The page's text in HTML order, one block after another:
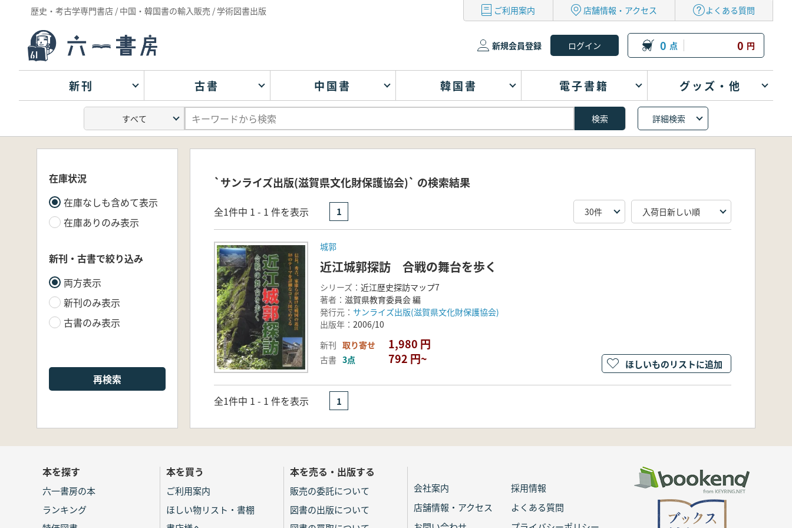
歴史・考古学専門書店 / 中国・韓国書の輸入販売 / 学術図書出版 ご利用案内 店舗情報・アクセス よくある質問
新規会員登録 0 点 0 円
新刊 古書 中国書 韓国書 電子書籍 グッズ・他
詳細検索
在庫状況
在庫なしも含めて表示
在庫ありのみ表示
新刊・古書で絞り込み
両方表示
新刊のみ表示
古書のみ表示
再検索
`サンライズ出版(滋賀県文化財保護協会)` の検索結果
全1件中 1 - 1 件を表示 1
城郭
近江城郭探訪 合戦の舞台を歩く
シリーズ： 近江歴史探訪マップ7
著者： 滋賀県教育委員会 編
発行元： サンライズ出版(滋賀県文化財保護協会)
出版年： 2006/10
新刊 取り寄せ 1,980 円
古書 3点 792 円~ ほしいものリストに追加
全1件中 1 - 1 件を表示 1
本を探す
六一書房の本
ランキング
本を買う
ご利用案内
ほしい物リスト・書棚
本を売る・出版する
販売の委託について
図書の出版について
会社案内
採用情報
店舗情報・アクセス
よくある質問